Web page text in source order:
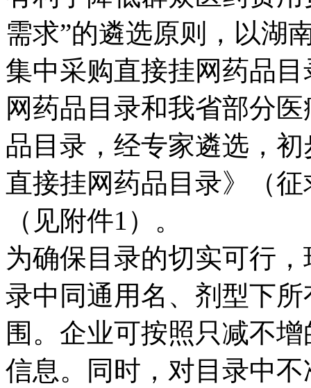
需求”的遴选原则，以湖
集中采购直接挂网药品
网药品目录和我省部分
品目录，经专家遴选，
直接挂网药品目录》（
（见附件1）。
为确保目录的切实可行
录中同通用名、剂型下
围。企业可按照只减不
信息。同时，对目录中